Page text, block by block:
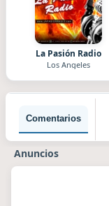
La Pasión Radio
Los Angeles
Comentarios
Anuncios